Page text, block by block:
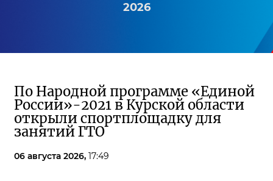
2026
По Народной программе «Единой
России»-2021 в Курской области
открыли спортплощадку для
занятий ГТО
06 августа 2026, 17:49